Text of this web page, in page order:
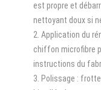
est propre et
nettoyant doux si
Application du
chiffon microfibre
instructions du
Polissage :